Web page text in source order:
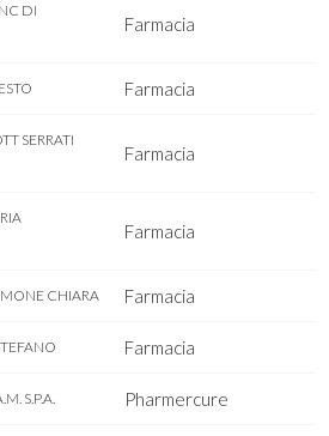
DI
Farmacia
Farmacia
SERRATI
Farmacia
Farmacia
CHIARA Farmacia
Farmacia
S.P.A. Pharmercure